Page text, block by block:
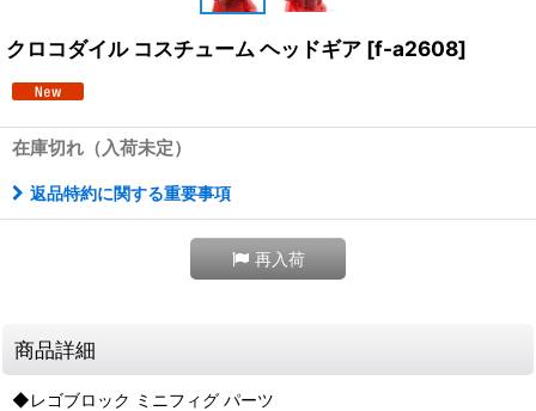
クロコダイル コスチューム ヘッドギア [f-a2608]
在庫切れ（入荷未定）
返品特約に関する重要事項
再入荷
商品詳細
◆レゴブロック ミニフィグ パーツ